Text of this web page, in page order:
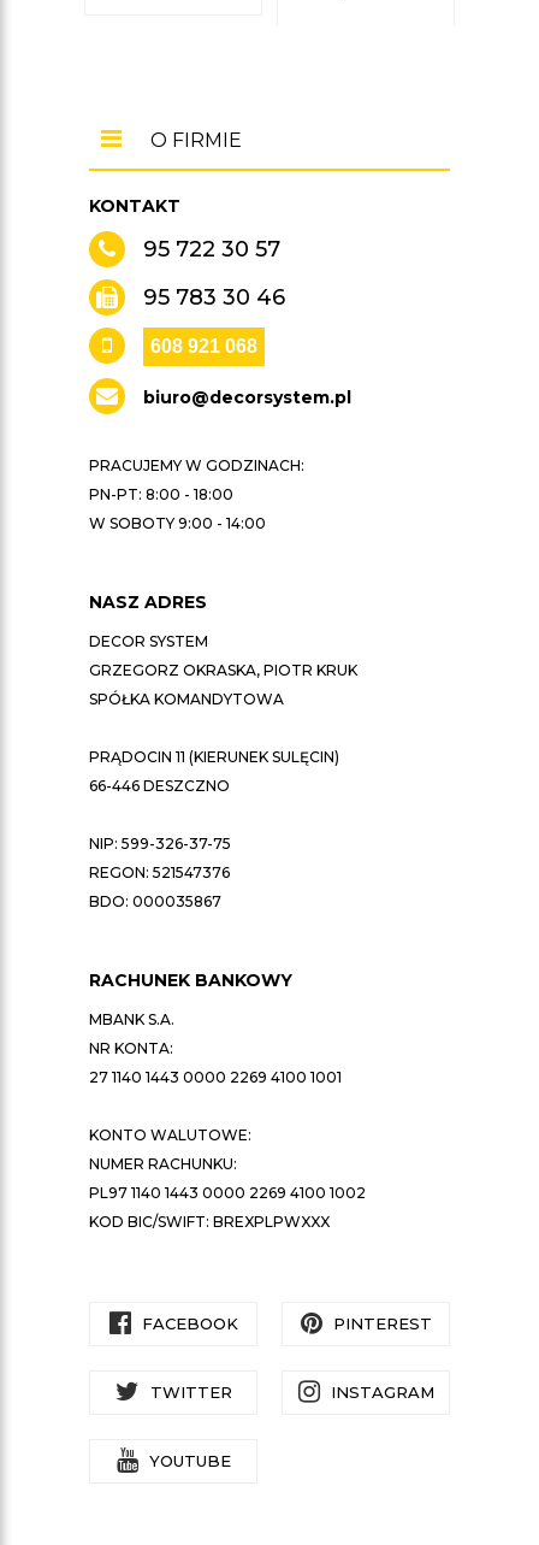
KONTAKT
95 722 30 57
95 783 30 46
608 921 068
biuro@decorsystem.pl
PRACUJEMY W GODZINACH:
PN-PT: 8:00 - 18:00
W SOBOTY 9:00 - 14:00
NASZ ADRES
DECOR SYSTEM
GRZEGORZ OKRASKA, PIOTR KRUK
SPÓŁKA KOMANDYTOWA
PRĄDOCIN 11 (KIERUNEK SULĘCIN)
66-446 DESZCZNO
NIP: 599-326-37-75
REGON: 521547376
BDO: 000035867
O FIRMIE
RACHUNEK BANKOWY
MBANK S.A.
NR KONTA:
27 1140 1443 0000 2269 4100 1001
KONTO WALUTOWE:
NUMER RACHUNKU:
PL97 1140 1443 0000 2269 4100 1002
KOD BIC/SWIFT: BREXPLPWXXX
FACEBOOK PINTEREST
TWITTER INSTAGRAM
YOUTUBE